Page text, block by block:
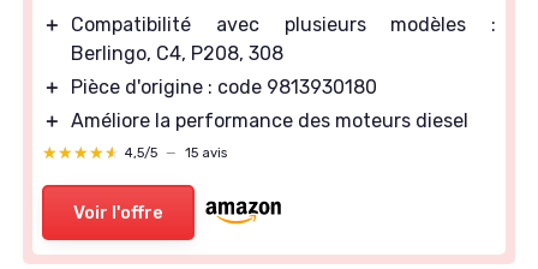
＋
Compatibilité avec plusieurs modèles :
Berlingo, C4, P208, 308
＋
Pièce d'origine : code 9813930180
＋ Améliore la performance des moteurs diesel
★★★★★
★★★★★ 4,5/5 — 15 avis
Voir l'offre